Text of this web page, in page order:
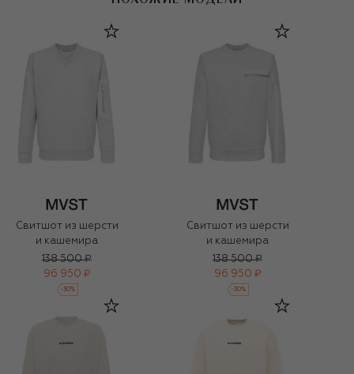
Свитшот из шерсти
и кашемира
138 500 ₽
96 950 ₽
-30%
Свитшот из шерсти
и кашемира
138 500 ₽
96 950 ₽
-30%